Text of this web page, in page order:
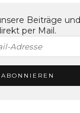
Beiträge und
per Mail.